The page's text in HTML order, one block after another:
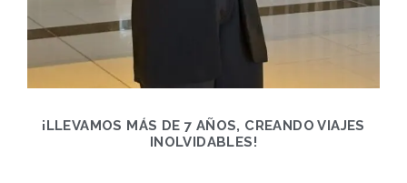
¡LLEVAMOS MÁS DE 7 AÑOS, CREANDO VIAJES
INOLVIDABLES!